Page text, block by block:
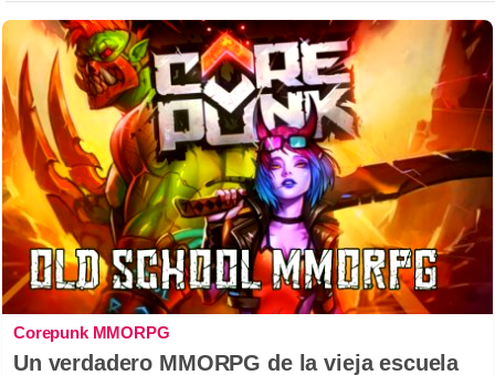
Corepunk MMORPG
Un verdadero MMORPG de la vieja escuela